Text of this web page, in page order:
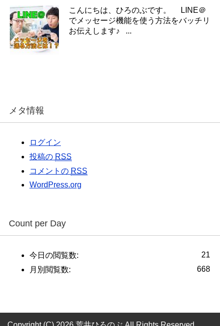
こんにちは、ひろのぶです。 LINE＠
でメッセージ機能を使う方法をバッチリ
お伝えします♪ ...
メタ情報
ログイン
投稿の RSS
コメントの RSS
WordPress.org
Count per Day
21
今日の閲覧数:
668
月別閲覧数: